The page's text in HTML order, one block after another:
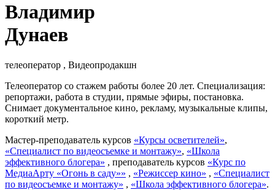
Владимир
Дунаев
телеоператор , Видеопродакшн
Телеоператор со стажем работы более 20 лет. Специализация:
репортажи, работа в студии, прямые эфиры, постановка.
Снимает документальное кино, рекламу, музыкальные клипы,
короткий метр.
Мастер-преподаватель курсов «Курсы осветителей»,
«Специалист по видеосъемке и монтажу», «Школа
эффективного блогера» , преподаватель курсов «Курс по
МедиаАрту «Огонь в саду»» , «Режиссер кино» , «Специалист
по видеосъемке и монтажу» , «Школа эффективного блогера».